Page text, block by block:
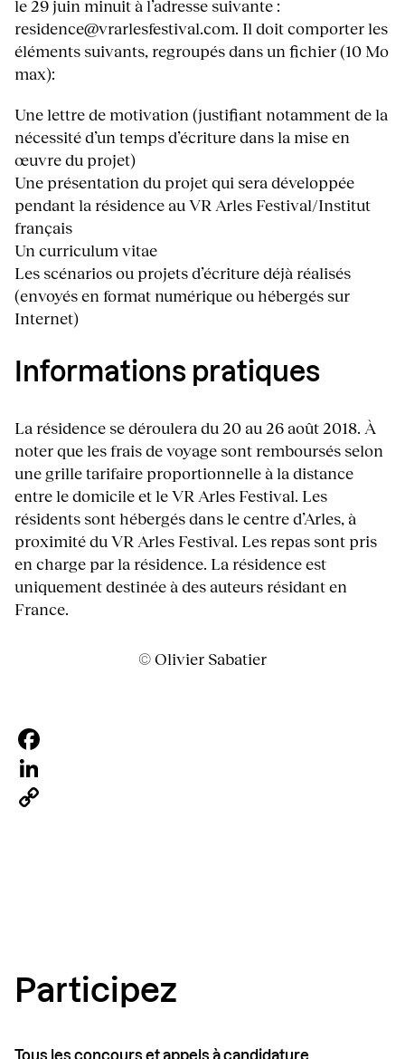
le 29 juin minuit à l’adresse suivante :
residence@vrarlesfestival.com. Il doit comporter les
éléments suivants,regroupés dans un fichier (10 Mo
max):
Une lettre de motivation (justifiant notamment de la
nécessité d’un temps d’écriture dans la mise en
œuvre du projet)
Une présentation du projet qui sera développée
pendant la résidence au VR Arles Festival/Institut
français
Un curriculum vitae
Les scénarios ou projets d’écriture déjà réalisés
(envoyés en format numérique ou hébergés sur
Internet)
Informations pratiques
La résidence se déroulera du 20 au 26 août 2018. À
noter que les frais de voyage sont remboursés selon
une grille tarifaire proportionnelle à la distance
entre le domicile et le VR Arles Festival. Les
résidents sont hébergés dans le centre d’Arles, à
proximité du VR Arles Festival. Les repas sont pris
en charge par la résidence. La résidence est
uniquement destinée à des auteurs résidant en
France.
© Olivier Sabatier
Facebook
LinkedIn
Participez